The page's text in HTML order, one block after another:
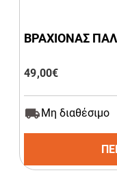
ΒΡΑΧΙΟΝΑΣ
49,00€
Μη διαθέσιμο